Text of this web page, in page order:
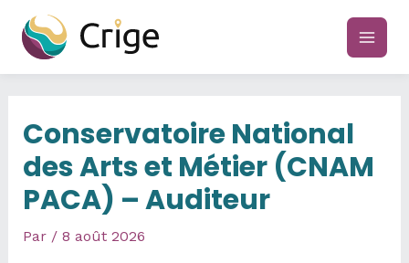
contenu
main
Conservatoire National
des Arts et Métier (CNAM
PACA) – Auditeur
Par / 8 août 2026